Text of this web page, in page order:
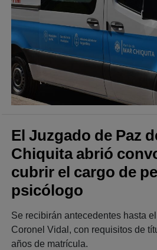
El Juzgado de Paz
Chiquita abrió
cubrir el cargo de
psicólogo
Se recibirán antecedentes hasta
Coronel Vidal, con requisitos de
años de matrícula.